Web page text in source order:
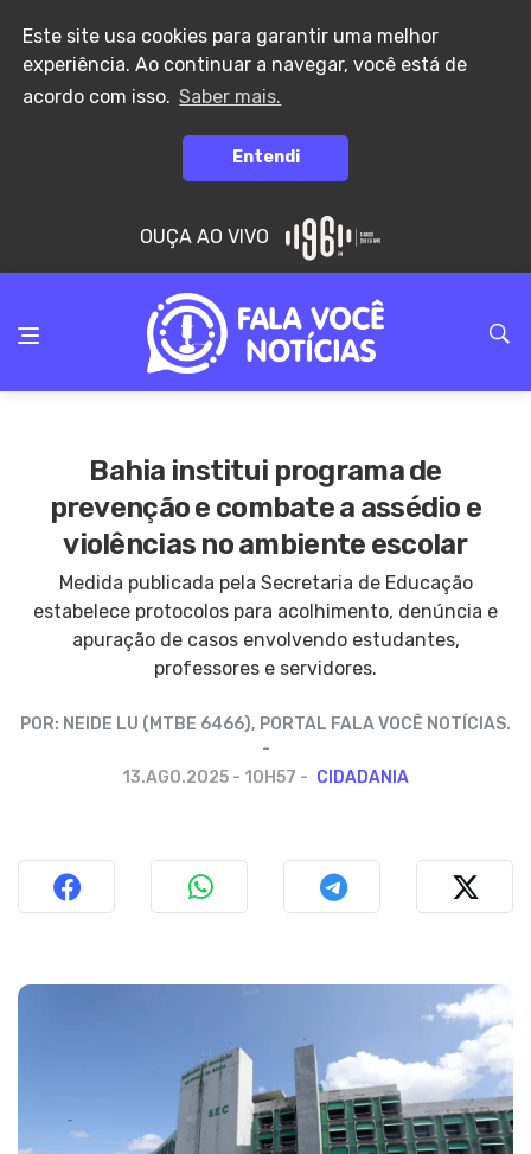
Este site usa cookies para garantir uma melhor
experiência. Ao continuar a navegar, você está de
acordo com isso. Saber mais.
Entendi
OUÇA AO VIVO
Bahia institui programa de
prevenção e combate a assédio e
violências no ambiente escolar
Medida publicada pela Secretaria de Educação
estabelece protocolos para acolhimento, denúncia e
apuração de casos envolvendo estudantes,
professores e servidores.
POR: NEIDE LU (MTBE 6466), PORTAL FALA VOCÊ NOTÍCIAS.
13.AGO.2025 - 10H57 CIDADANIA